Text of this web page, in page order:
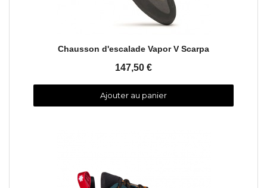
Aperçu rapide
Chausson d'escalade Vapor V Scarpa
147,50 €
Ajouter au panier